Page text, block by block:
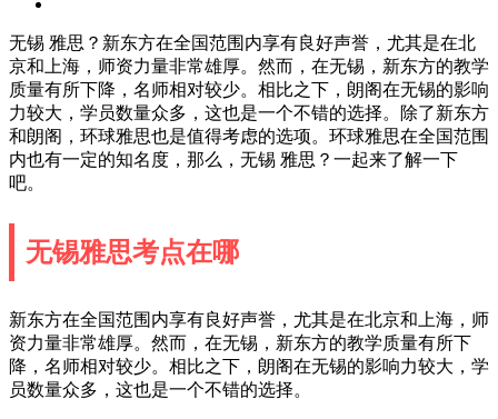
无锡 雅思？新东方在全国范围内享有良好声誉，尤其是在北
京和上海，师资力量非常雄厚。然而，在无锡，新东方的教学
质量有所下降，名师相对较少。相比之下，朗阁在无锡的影响
力较大，学员数量众多，这也是一个不错的选择。除了新东方
和朗阁，环球雅思也是值得考虑的选项。环球雅思在全国范围
内也有一定的知名度，那么，无锡 雅思？一起来了解一下
吧。
无锡雅思考点在哪
新东方在全国范围内享有良好声誉，尤其是在北京和上海，师
资力量非常雄厚。然而，在无锡，新东方的教学质量有所下
降，名师相对较少。相比之下，朗阁在无锡的影响力较大，学
员数量众多，这也是一个不错的选择。